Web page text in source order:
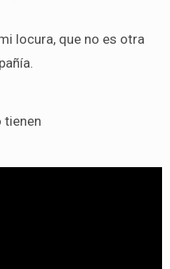
locura, que no es otra
tienen